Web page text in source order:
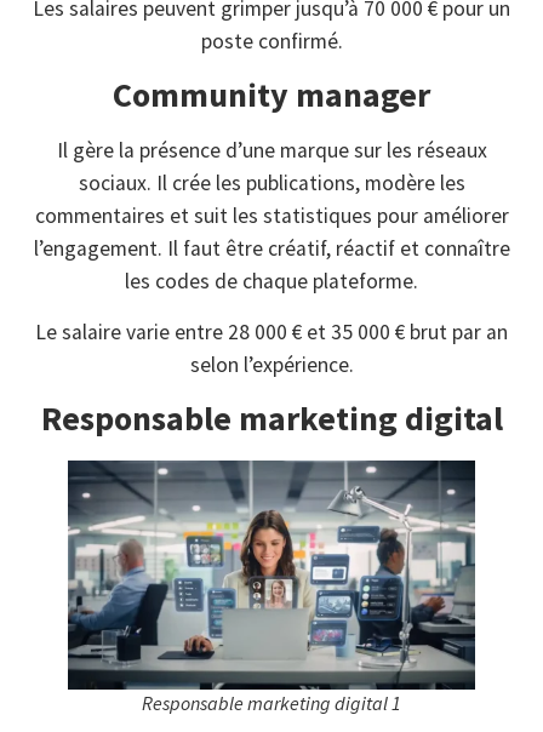
Les salaires peuvent grimper jusqu’à 70 000 € pour un
poste confirmé.
Community manager
Il gère la présence d’une marque sur les réseaux
sociaux. Il crée les publications, modère les
commentaires et suit les statistiques pour améliorer
l’engagement. Il faut être créatif, réactif et connaître
les codes de chaque plateforme.
Le salaire varie entre 28 000 € et 35 000 € brut par an
selon l’expérience.
Responsable marketing digital
Responsable marketing digital 1